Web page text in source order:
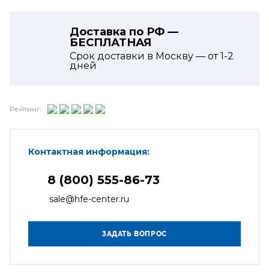
Доставка по РФ —
БЕСПЛАТНАЯ
Срок доставки в Москву — от1-2
дней
Рейтинг:
Контактная информация:
8 (800) 555-86-73
sale@hfe-center.ru